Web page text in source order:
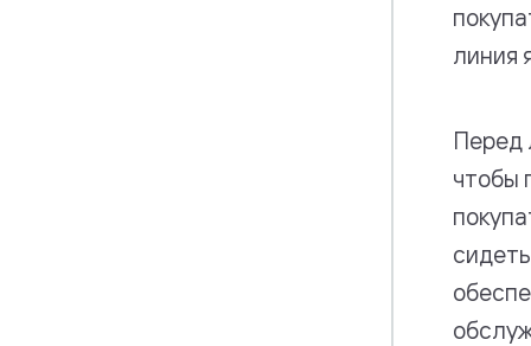
линия
Перед
чтобы